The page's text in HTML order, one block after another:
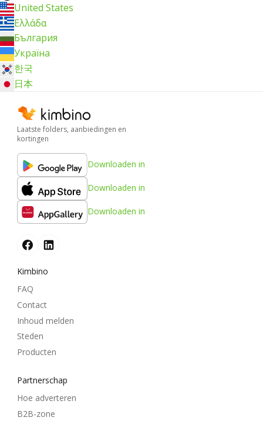
United States
Ελλάδα
България
Україна
한국
日本
Laatste folders, aanbiedingen en
kortingen
Downloaden in
Downloaden in
Downloaden in
Kimbino
FAQ
Contact
Inhoud melden
Steden
Producten
Partnerschap
Hoe adverteren
B2B-zone